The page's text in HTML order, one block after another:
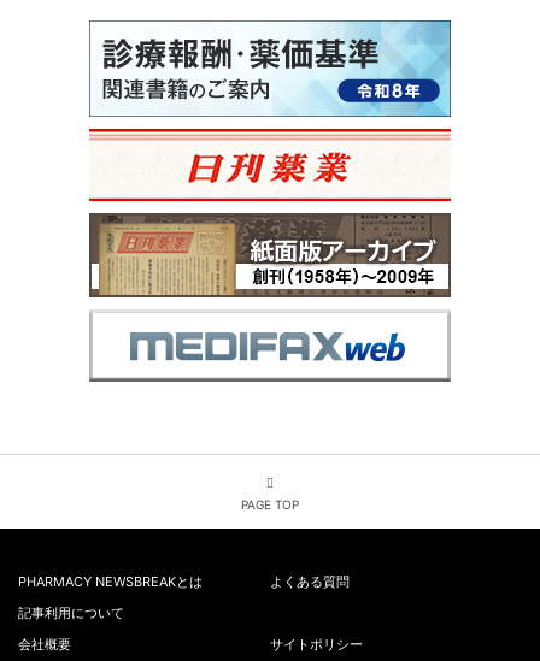
PAGE TOP
PHARMACY NEWSBREAKとは
よくある質問
記事利用について
会社概要
サイトポリシー